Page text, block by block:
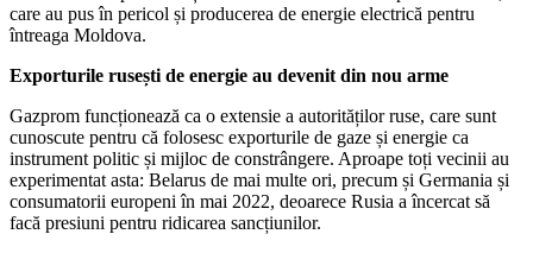
care au pus în pericol și producerea de energie electrică pentru
întreaga Moldova.
Exporturile rusești de energie au devenit din nou arme
Gazprom funcționează ca o extensie a autorităților ruse, care sunt
cunoscute pentru că folosesc exporturile de gaze și energie ca
instrument politic și mijloc de constrângere. Aproape toți vecinii au
experimentat asta: Belarus de mai multe ori, precum și Germania și
consumatorii europeni în mai 2022, deoarece Rusia a încercat să
facă presiuni pentru ridicarea sancțiunilor.